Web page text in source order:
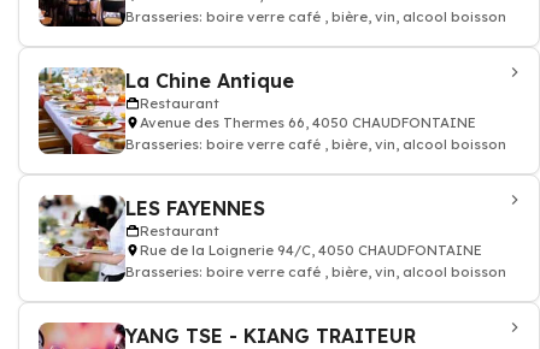
Brasseries: boire verre café , bière, vin, alcool boisson
La Chine Antique
Restaurant
Avenue des Thermes 66, 4050 CHAUDFONTAINE
Brasseries: boire verre café , bière, vin, alcool boisson
LES FAYENNES
Restaurant
Rue de la Loignerie 94/C, 4050 CHAUDFONTAINE
Brasseries: boire verre café , bière, vin, alcool boisson
YANG TSE - KIANG TRAITEUR